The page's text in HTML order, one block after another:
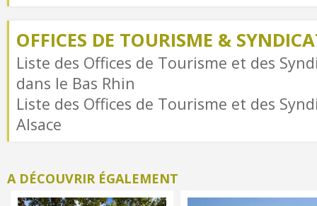
OFFICES DE TOURISME &
Liste des Offices de Tourisme et des
dans le Bas Rhin
Liste des Offices de Tourisme et des
Alsace
A DÉCOUVRIR ÉGALEMENT